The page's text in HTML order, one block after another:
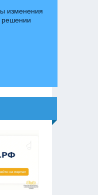
изменения
решении